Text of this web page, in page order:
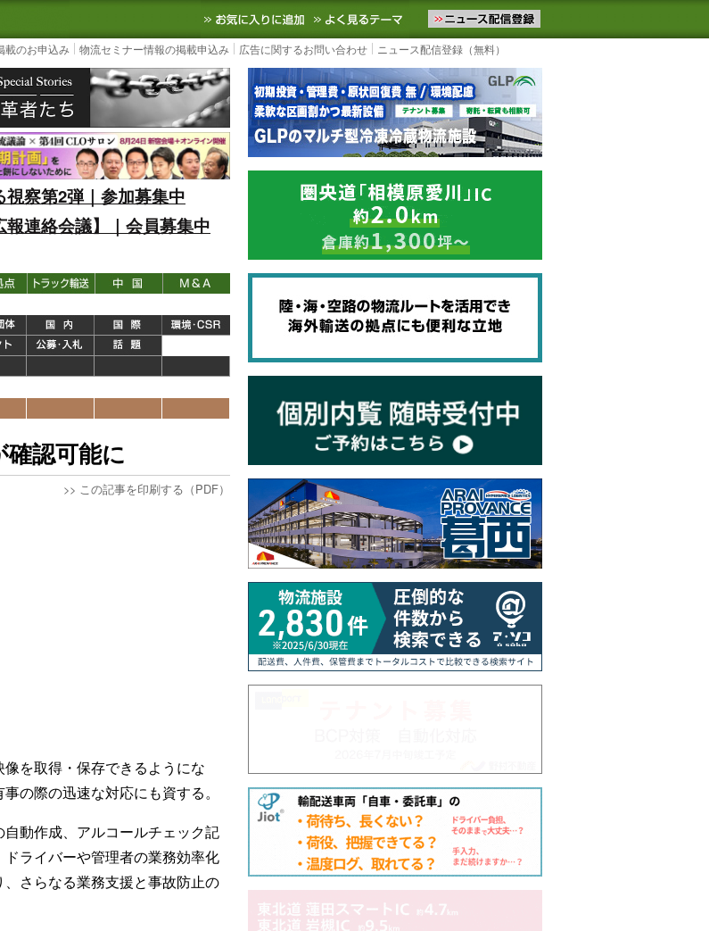
の物流ニュースサイト3PL, SCMなど国内外の最新の物流ニュースをお届けします。物流ニュースメール配信を登録す
お気に入りに追加 よく見るテーマ
載のお申込み 物流セミナー情報の掲載申込み 広告に関するお問い合わせ ニュース配信登録（無料）
察第2弾｜参加募集中
連絡会議】｜会員募集中
認可能に
>> この記事を印刷する（PDF）
を取得・保存できるようにな
の際の迅速な対応にも資する。
動作成、アルコールチェック記
ライバーや管理者の業務効率化
さらなる業務支援と事故防止の